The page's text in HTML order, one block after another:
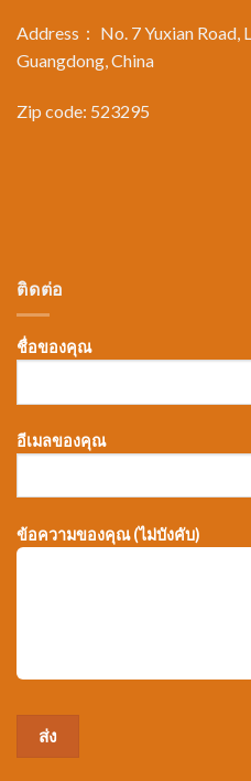
Address： No. 7 Yuxian Road,
Guangdong, China
Zip code: 523295
ติดต่อ
ชื่อของคุณ
อีเมลของคุณ
ข้อความของคุณ (ไม่บังคับ)